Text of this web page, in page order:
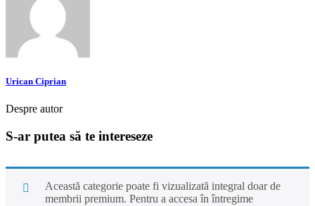
Urican Ciprian
Despre autor
S-ar putea să te intereseze
Această categorie poate fi vizualizată integral doar de
membrii premium. Pentru a accesa în întregime